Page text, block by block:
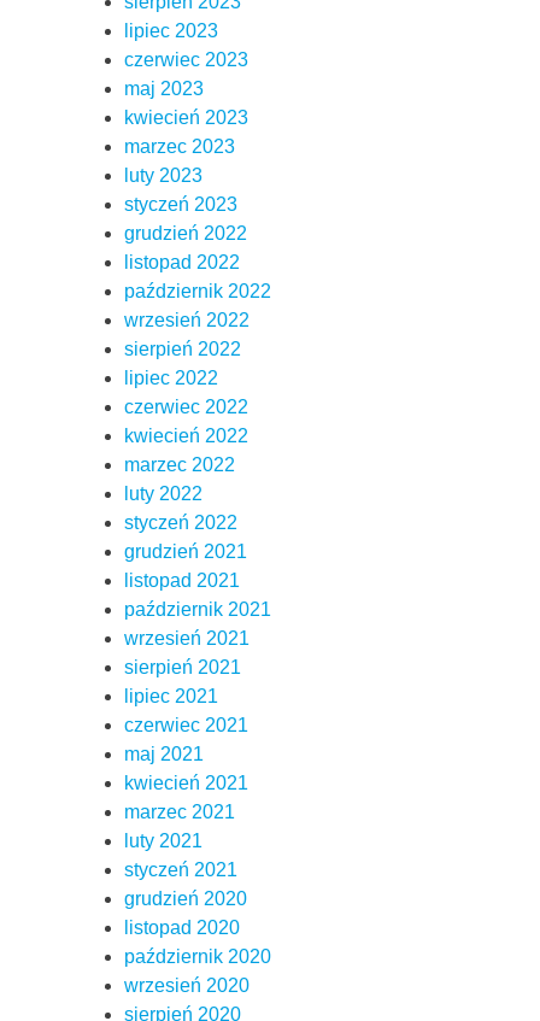
lipiec 2023
czerwiec 2023
maj 2023
kwiecień 2023
marzec 2023
luty 2023
styczeń 2023
grudzień 2022
listopad 2022
październik 2022
wrzesień 2022
sierpień 2022
lipiec 2022
czerwiec 2022
kwiecień 2022
marzec 2022
luty 2022
styczeń 2022
grudzień 2021
listopad 2021
październik 2021
wrzesień 2021
sierpień 2021
lipiec 2021
czerwiec 2021
maj 2021
kwiecień 2021
marzec 2021
luty 2021
styczeń 2021
grudzień 2020
listopad 2020
październik 2020
wrzesień 2020
sierpień 2020